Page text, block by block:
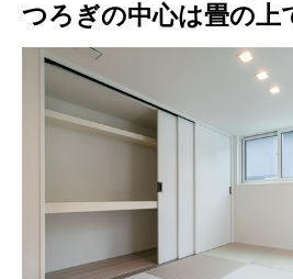
つろぎの中心は畳の上